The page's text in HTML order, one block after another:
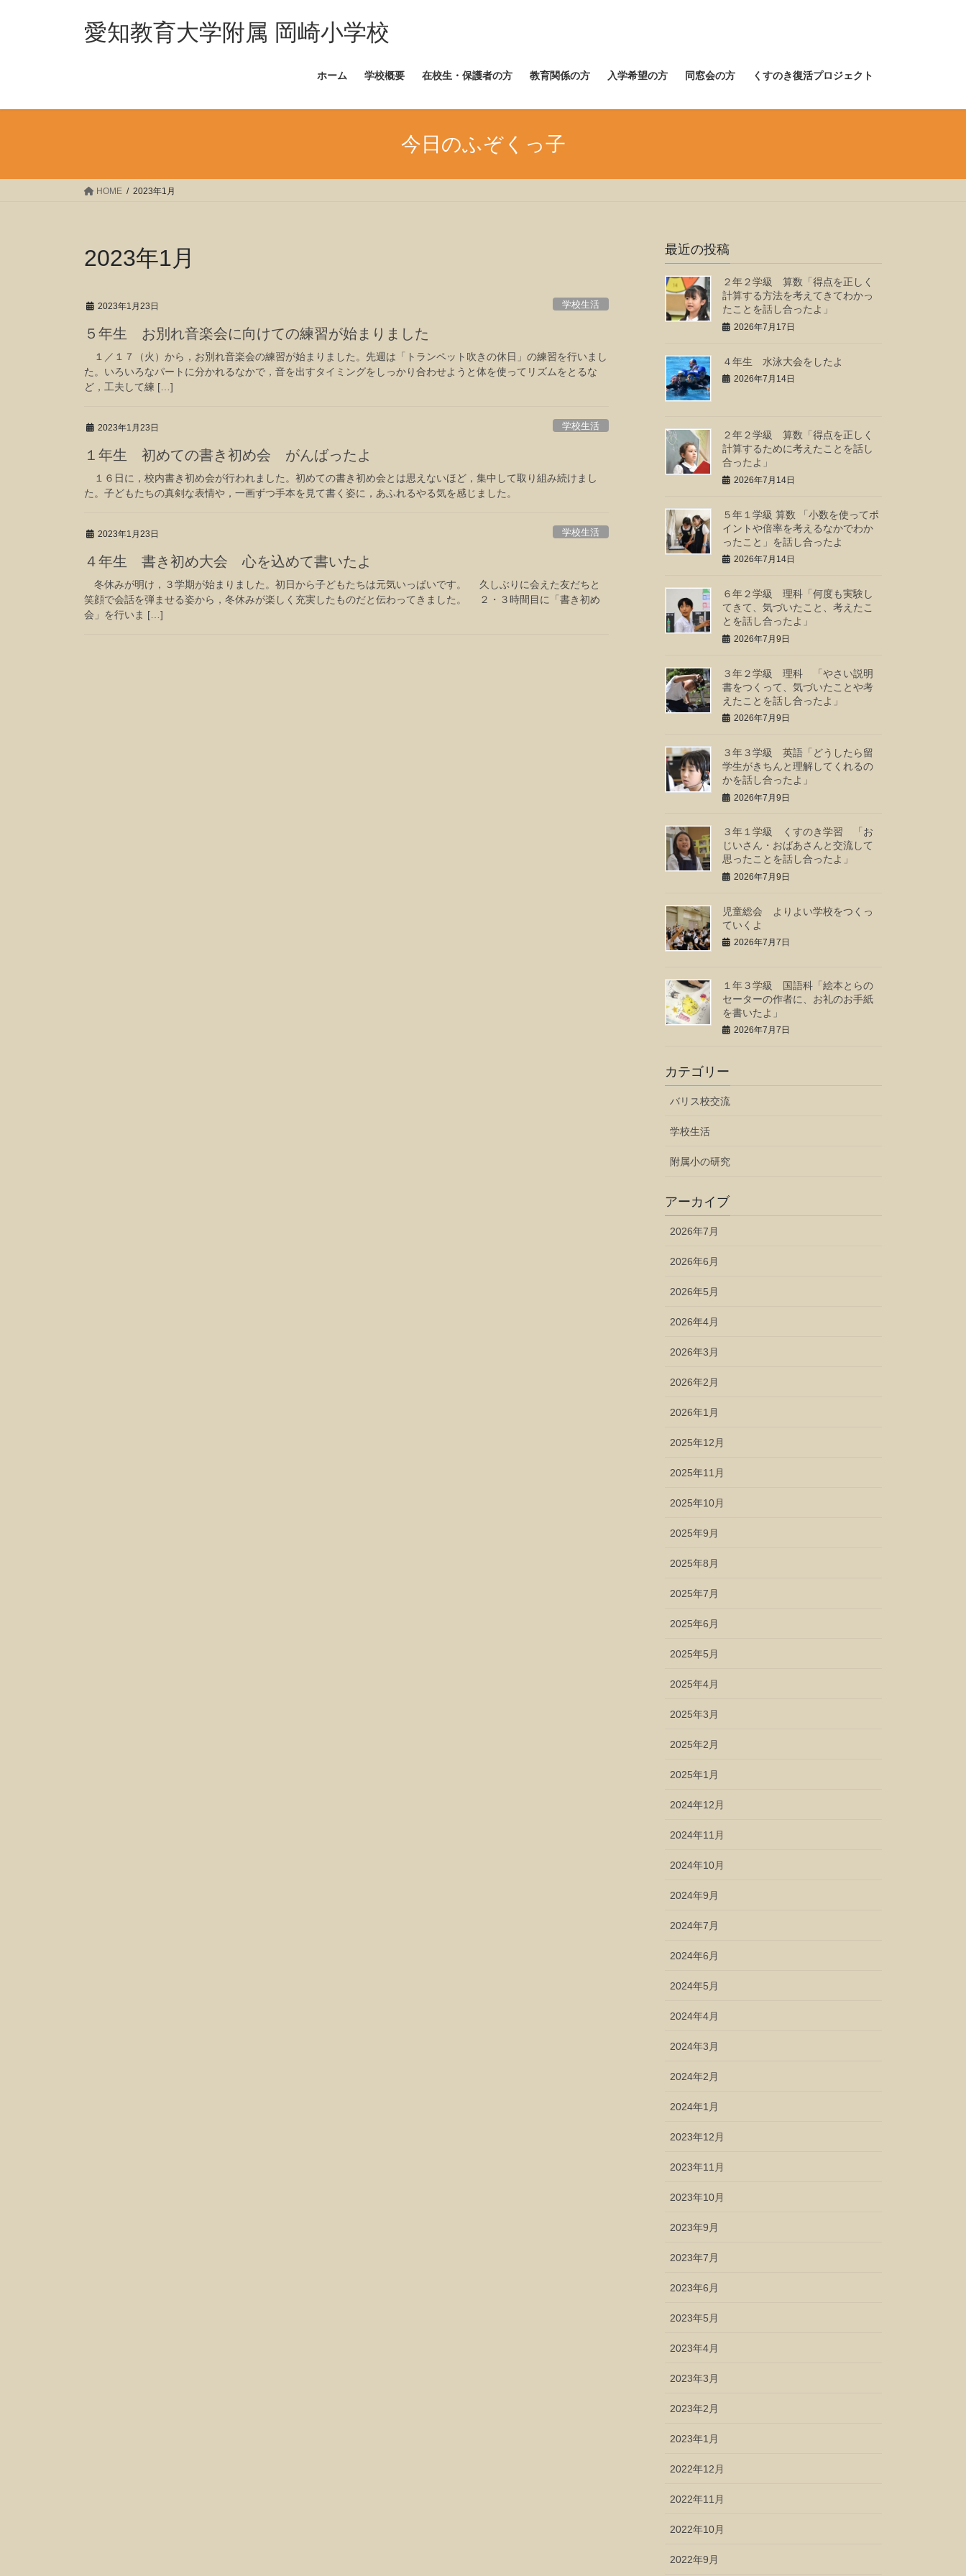
ス
ン
愛知教育大学附属 岡崎小学校
ホーム 学校概要 在校生・保護者の方 教育関係の方 入学希望の方 同窓会の方 くすのき復活プロジェクト
今日のふぞくっ子
HOME 2023年1月
2023年1月
2023年1月23日 学校生活
５年生 お別れ音楽会に向けての練習が始まりました
１／１７（火）から，お別れ音楽会の練習が始まりました。先週は「トランペット吹きの休日」の練習を行いまし
た。いろいろなパートに分かれるなかで，音を出すタイミングをしっかり合わせようと体を使ってリズムをとるな
ど，工夫して練 […]
2023年1月23日 学校生活
１年生 初めての書き初め会 がんばったよ
１６日に，校内書き初め会が行われました。初めての書き初め会とは思えないほど，集中して取り組み続けまし
た。子どもたちの真剣な表情や，一画ずつ手本を見て書く姿に，あふれるやる気を感じました。
2023年1月23日 学校生活
４年生 書き初め大会 心を込めて書いたよ
冬休みが明け，３学期が始まりました。初日から子どもたちは元気いっぱいです。 久しぶりに会えた友だちと
笑顔で会話を弾ませる姿から，冬休みが楽しく充実したものだと伝わってきました。 ２・３時間目に「書き初め
会」を行いま […]
最近の投稿
２年２学級 算数「得点を正しく
計算する方法を考えてきてわかっ
たことを話し合ったよ」
2026年7月17日
４年生 水泳大会をしたよ
2026年7月14日
２年２学級 算数「得点を正しく
計算するために考えたことを話し
合ったよ」
2026年7月14日
５年１学級 算数 「小数を使ってポ
イントや倍率を考えるなかでわか
ったこと」を話し合ったよ
2026年7月14日
６年２学級 理科「何度も実験し
てきて、気づいたこと、考えたこ
とを話し合ったよ」
2026年7月9日
３年２学級 理科 「やさい説明
書をつくって、気づいたことや考
えたことを話し合ったよ」
2026年7月9日
３年３学級 英語「どうしたら留
学生がきちんと理解してくれるの
かを話し合ったよ」
2026年7月9日
３年１学級 くすのき学習 「お
じいさん・おばあさんと交流して
思ったことを話し合ったよ」
2026年7月9日
児童総会 よりよい学校をつくっ
ていくよ
2026年7月7日
１年３学級 国語科「絵本とらの
セーターの作者に、お礼のお手紙
を書いたよ」
2026年7月7日
カテゴリー
バリス校交流
学校生活
附属小の研究
アーカイブ
2026年7月
2026年6月
2026年5月
2026年4月
2026年3月
2026年2月
2026年1月
2025年12月
2025年11月
2025年10月
2025年9月
2025年8月
2025年7月
2025年6月
2025年5月
2025年4月
2025年3月
2025年2月
2025年1月
2024年12月
2024年11月
2024年10月
2024年9月
2024年7月
2024年6月
2024年5月
2024年4月
2024年3月
2024年2月
2024年1月
2023年12月
2023年11月
2023年10月
2023年9月
2023年7月
2023年6月
2023年5月
2023年4月
2023年3月
2023年2月
2023年1月
2022年12月
2022年11月
2022年10月
2022年9月